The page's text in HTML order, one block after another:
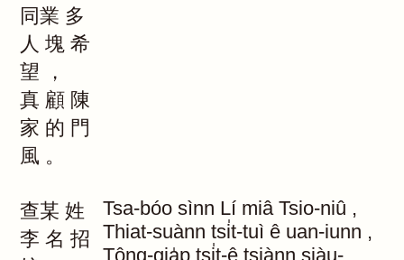
同業 多
人 塊 希
望
，
真 顧 陳
家 的 門
風 。
查某 姓
李 名 招
Tsa-bóo sìnn Lí miâ Tsio-niû ,
Thiat-suànn tsi̍t-tuì ê uan-iunn ,
Tông-gia̍p tsi̍t-ê tsiànn siàu-